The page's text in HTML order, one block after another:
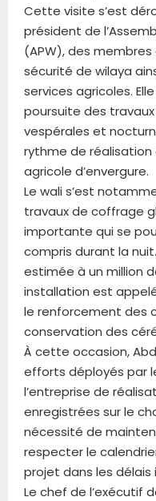
Cette visite s’est
président de
(APW), des
sécurité de wilaya
services agricoles.
poursuite des
vespérales et
rythme de
agricole d’envergure.
Le wali s’est
travaux de coffrage
importante qui se
compris durant la
estimée à un million
installation est
le renforcement des
conservation des
À cette occasion,
efforts déployés par
l’entreprise de
enregistrées sur le
nécessité de
respecter le
projet dans les délais
Le chef de l’exécutif